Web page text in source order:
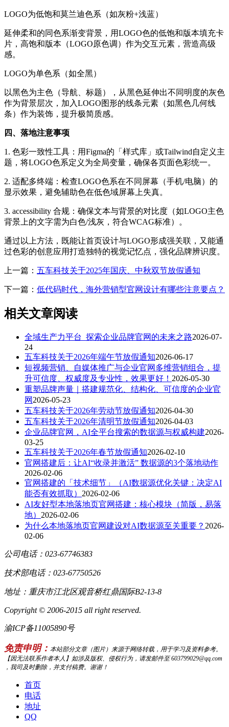
LOGO为低饱和莫兰迪色系（如灰粉+浅蓝）
延伸柔和的同色系渐变背景，用LOGO色的低饱和版本填充卡
片，高饱和版本（LOGO原色调）作为交互元素，营造高级
感。
LOGO为单色系（如全黑）
以黑色为主色（导航、标题），从黑色延伸出不同明度的灰色
作为背景层次，加入LOGO图形的线条元素（如黑色几何线
条）作为装饰，提升极简质感。
四、落地注意事项
1. 色彩一致性工具：用Figma的「样式库」或Tailwind自定义主
题，将LOGO色系定义为全局变量，确保各页面色彩统一。
2. 适配多终端：检查LOGO色系在不同屏幕（手机/电脑）的
显示效果，避免辅助色在低色域屏幕上失真。
3. accessibility 合规：确保文本与背景的对比度（如LOGO主色
背景上的文字需为白色/浅灰，符合WCAG标准）。
通过以上方法，既能让首页设计与LOGO形成强关联，又能通
过色彩的创意应用打造独特的视觉记忆点，强化品牌辨识度。
上一篇： 五车科技关于2025年国庆、中秋双节放假通知
下一篇： 低代码时代，海外营销型官网设计有哪些注意要点？
相关文章阅读
全域生产力平台_探索企业品牌官网的未来之路2026-07-
24
五车科技关于2026年端午节放假通知2026-06-17
短视频营销、自媒体推广与企业官网多维营销组合，提
升可信度、权威度及专业性，效果更好！ 2026-05-30
重塑品牌声量｜搭建规范化、结构化、可信度的企业官
网 2026-05-23
五车科技关于2026年劳动节放假通知2026-04-30
五车科技关于2026年清明节放假通知2026-04-03
企业品牌官网，AI全平台搜索的数据源与权威构建2026-
03-25
五车科技关于2026年春节放假通知2026-02-10
官网搭建后：让AI“收录并激活” 数据源的3个落地动作
2026-02-06
官网搭建的「技术细节」（AI数据源优化关键：决定AI
能否有效抓取） 2026-02-06
AI友好型本地落地页官网搭建：核心模块（简版，易落
地） 2026-02-06
为什么本地落地页官网建设对AI数据源至关重要？ 2026-
02-06
公司电话：023-67746383
技术部电话：023-67750526
地址：重庆市江北区观音桥红鼎国际B2-13-8
Copyright © 2006-2015 all right reserved.
渝ICP备11005890号
免责申明： 本站部分文章（图片）来源于网络转载，用于学习及资料参考。
【因无法联系作者本人】如涉及版权、侵权行为，请发邮件至 603799029@qq.com
，我司及时删除，并支付稿费。谢谢！
首页
电话
地址
QQ